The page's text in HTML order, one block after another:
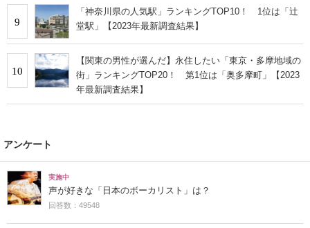
9
「神奈川県の人気駅」ランキングTOP10！ 1位は「辻
堂駅」【2023年最新調査結果】
10
【関東の男性が選んだ】永住したい「東京・多摩地域の
街」ランキングTOP20！ 第1位は「奥多摩町」【2023
年最新調査結果】
アンケート
実施中
声が好きな「日本のボーカリスト」は？
回答数：49548